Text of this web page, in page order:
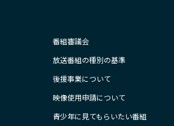
番組審議会
放送番組の種別の基準
後援事業について
映像使用申請について
青少年に見てもらいたい番組